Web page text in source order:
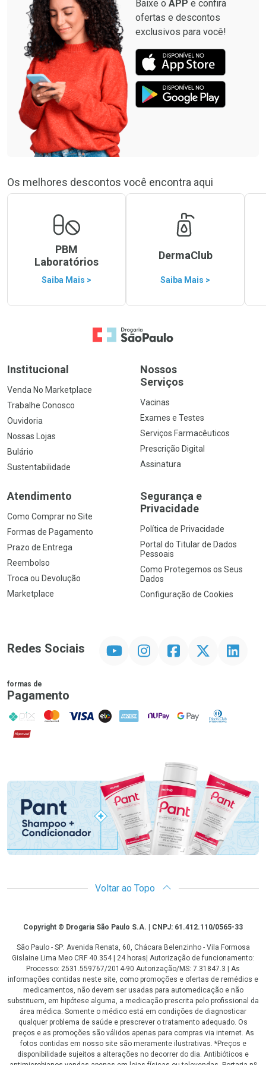
Baixe o APP e confira
ofertas e descontos
exclusivos para você!
Os melhores descontos você encontra aqui
PBM
Laboratórios
Saiba Mais >
DermaClub
Saiba Mais >
Ir para a Home
Institucional
Venda No Marketplace
Trabalhe Conosco
Ouvidoria
Nossas Lojas
Bulário
Sustentabilidade
Nossos
Serviços
Vacinas
Exames e Testes
Serviços Farmacêuticos
Prescrição Digital
Assinatura
Atendimento
Como Comprar no Site
Formas de Pagamento
Prazo de Entrega
Reembolso
Troca ou Devolução
Marketplace
Segurança e
Privacidade
Política de Privacidade
Portal do Titular de Dados
Pessoais
Como Protegemos os Seus
Dados
Configuração de Cookies
Redes Sociais InstagramFacebookTwitter Linkedin
formas de
Pagamento
PIX MasterCard
VISA ELO AMEX NuPay Google PayDiners Club
Hipercard
Promoção em Destaque
Voltar ao Topo
CopyrightCopyright © Drogaria São Paulo S.A. | CNPJ: 61.412.110/0565-33
São Paulo - SP: Avenida Renata, 60, Chácara Belenzinho - Vila Formosa
Gislaine Lima Meo CRF 40.354 | 24 horas| Autorização de funcionamento:
Processo: 2531.559767/2014-90 Autorização/MS: 7.31847.3 | As
informações contidas neste site, como promoções e ofertas de remédios e
medicamentos, não devem ser usadas para automedicação e não
substituem, em hipótese alguma, a medicação prescrita pelo profissional da
área médica. Somente o médico está em condições de diagnosticar
qualquer problema de saúde e prescrever o tratamento adequado. Os
preços e as promoções são válidos apenas para compras via internet. As
fotos contidas em nosso site são meramente ilustrativas. *Preços e
disponibilidade sujeitos a alterações no decorrer do dia. Antibióticos e